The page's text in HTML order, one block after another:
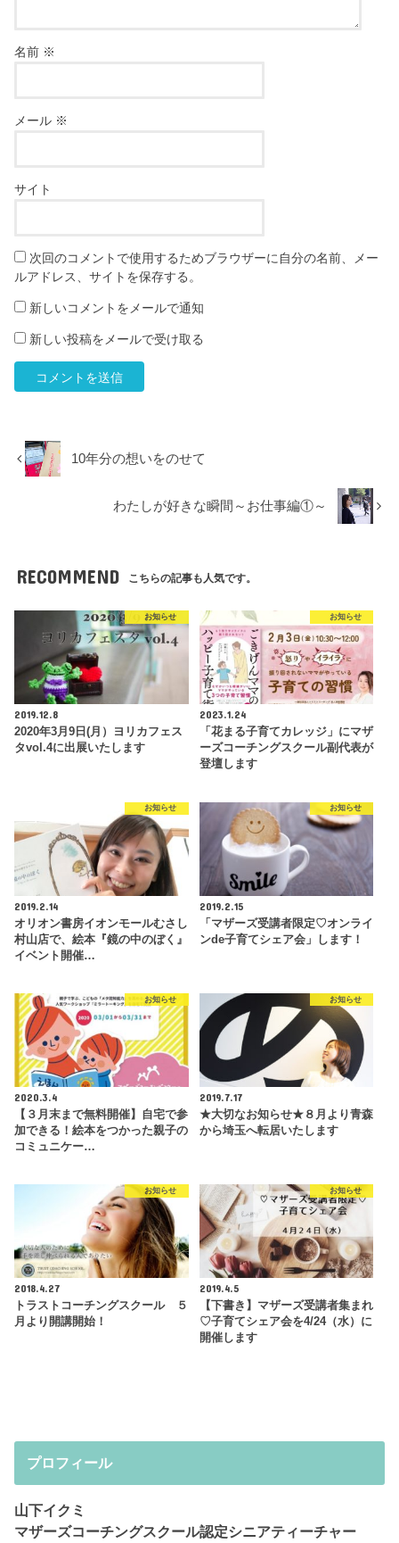
名前 ※
メール ※
サイト
次回のコメントで使用するためブラウザーに自分の名前、メー
ルアドレス、サイトを保存する。
新しいコメントをメールで通知
新しい投稿をメールで受け取る
10年分の想いをのせて
わたしが好きな瞬間～お仕事編①～
RECOMMEND こちらの記事も人気です。
お知らせ
2019.12.8
2020年3月9日(月）ヨリカフェス
タvol.4に出展いたします
お知らせ
2023.1.24
「花まる子育てカレッジ」にマザ
ーズコーチングスクール副代表が
登壇します
お知らせ
2019.2.14
オリオン書房イオンモールむさし
村山店で、絵本『鏡の中のぼく』
イベント開催…
お知らせ
2019.2.15
「マザーズ受講者限定♡オンライ
ンde子育てシェア会」します！
お知らせ
2020.3.4
【３月末まで無料開催】自宅で参
加できる！絵本をつかった親子の
コミュニケー…
お知らせ
2019.7.17
★大切なお知らせ★８月より青森
から埼玉へ転居いたします
お知らせ
2018.4.27
トラストコーチングスクール ５
月より開講開始！
お知らせ
2019.4.5
【下書き】マザーズ受講者集まれ
♡子育てシェア会を4/24（水）に
開催します
プロフィール
山下イクミ
マザーズコーチングスクール認定シニアティーチャー